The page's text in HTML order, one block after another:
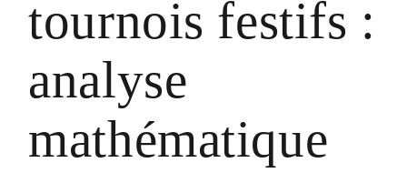
et transparente.*
tournois festifs :
analyse
mathématique